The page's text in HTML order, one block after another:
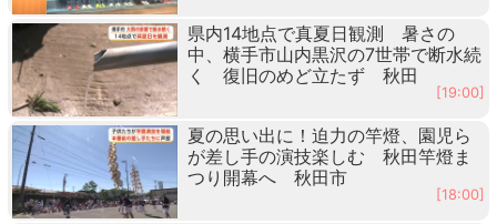
県内14地点で真夏日観測 暑さの
中、横手市山内黒沢の7世帯で断水続
く 復旧のめど立たず 秋田
[19:00]
夏の思い出に！迫力の竿燈、園児ら
が差し手の演技楽しむ 秋田竿燈ま
つり開幕へ 秋田市
[18:00]